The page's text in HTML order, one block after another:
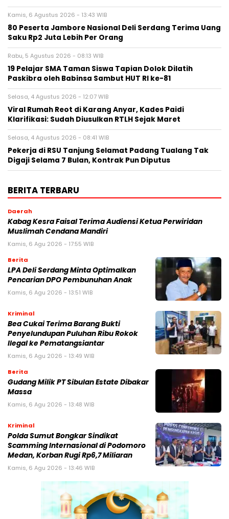
Kamis, 6 Agustus 2026 - 13:43 WIB
80 Peserta Jambore Nasional Deli Serdang Terima Uang
Saku Rp2 Juta Lebih Per Orang
Rabu, 5 Agustus 2026 - 08:13 WIB
19 Pelajar SMA Taman Siswa Tapian Dolok Dilatih
Paskibra oleh Babinsa Sambut HUT RI ke-81
Selasa, 4 Agustus 2026 - 12:07 WIB
Viral Rumah Reot di Karang Anyar, Kades Paidi
Klarifikasi: Sudah Diusulkan RTLH Sejak Maret
Selasa, 4 Agustus 2026 - 08:41 WIB
Pekerja di RSU Tanjung Selamat Padang Tualang Tak
Digaji Selama 7 Bulan, Kontrak Pun Diputus
BERITA TERBARU
Daerah
Kabag Kesra Faisal Terima Audiensi Ketua Perwiridan
Muslimah Cendana Mandiri
Kamis, 6 Agu 2026 - 17:55 WIB
Berita
LPA Deli Serdang Minta Optimalkan
Pencarian DPO Pembunuhan Anak
Kamis, 6 Agu 2026 - 13:51 WIB
Kriminal
Bea Cukai Terima Barang Bukti
Penyelundupan Puluhan Ribu Rokok
Ilegal ke Pematangsiantar
Kamis, 6 Agu 2026 - 13:49 WIB
Berita
Gudang Milik PT Sibulan Estate Dibakar
Massa
Kamis, 6 Agu 2026 - 13:48 WIB
Kriminal
Polda Sumut Bongkar Sindikat
Scamming Internasional di Podomoro
Medan, Korban Rugi Rp6,7 Miliaran
Kamis, 6 Agu 2026 - 13:46 WIB